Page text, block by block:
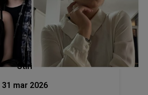
Stiri
31 mar 2026